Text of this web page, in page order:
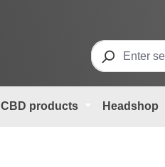
CBD products Headshop